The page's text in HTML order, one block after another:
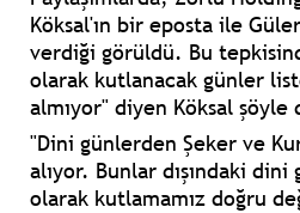
Köksal'ın bir eposta ile
verdiği görüldü. Bu
olarak kutlanacak günler
almıyor" diyen Köksal
"Dini günlerden Şeker ve
alıyor. Bunlar dışındaki
olarak kutlamamız doğru